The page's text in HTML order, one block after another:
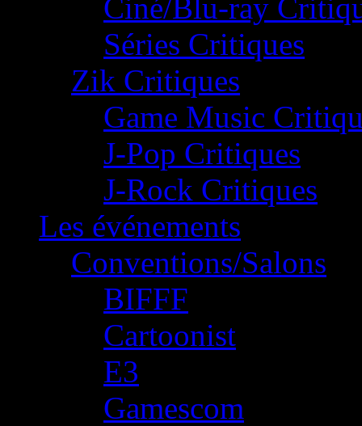
Ciné/Blu-ray
Séries Critiques
Zik Critiques
Game Music
J-Pop Critiques
J-Rock Critiques
Les événements
Conventions/Salons
BIFFF
Cartoonist
E3
Gamescom